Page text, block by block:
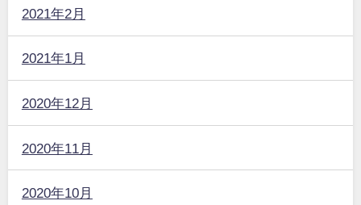
2021年2月
2021年1月
2020年12月
2020年11月
2020年10月